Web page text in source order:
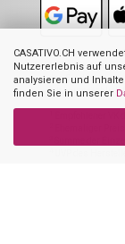
CASATIVO.CH
Nutzererlebnis auf
analysieren und
finden Sie in unserer
Nicht alle
dar. Sie dienen
gilt hauptsächlich
Ehemaliger